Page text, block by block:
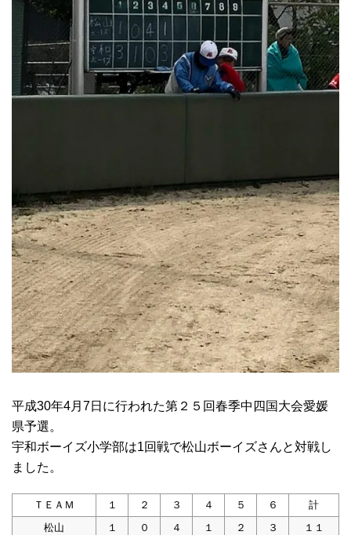
平成30年4月7日に行われた第２５回春季中四国大会愛媛
県予選。
宇和ボーイズ小学部は1回戦で松山ボーイズさんと対戦し
ました。
ＴＥＡＭ １ ２ ３ ４ ５ ６
計
松山
１ ０ ４ １ ２ ３
１１